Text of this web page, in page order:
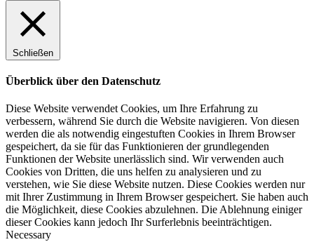
Schließen
Überblick über den Datenschutz
Diese Website verwendet Cookies, um Ihre Erfahrung zu
verbessern, während Sie durch die Website navigieren. Von diesen
werden die als notwendig eingestuften Cookies in Ihrem Browser
gespeichert, da sie für das Funktionieren der grundlegenden
Funktionen der Website unerlässlich sind. Wir verwenden auch
Cookies von Dritten, die uns helfen zu analysieren und zu
verstehen, wie Sie diese Website nutzen. Diese Cookies werden nur
mit Ihrer Zustimmung in Ihrem Browser gespeichert. Sie haben auch
die Möglichkeit, diese Cookies abzulehnen. Die Ablehnung einiger
dieser Cookies kann jedoch Ihr Surferlebnis beeinträchtigen.
Necessary